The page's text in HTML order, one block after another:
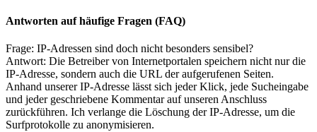
Antworten auf häufige Fragen (FAQ)
Frage: IP-Adressen sind doch nicht besonders sensibel?
Antwort: Die Betreiber von Internetportalen speichern nicht nur die
IP-Adresse, sondern auch die URL der aufgerufenen Seiten.
Anhand unserer IP-Adresse lässt sich jeder Klick, jede Sucheingabe
und jeder geschriebene Kommentar auf unseren Anschluss
zurückführen. Ich verlange die Löschung der IP-Adresse, um die
Surfprotokolle zu anonymisieren.